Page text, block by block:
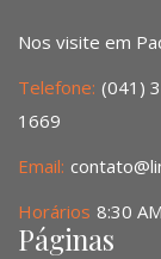
Nos visite em
Telefone: (041)
1669
Email:
Horários 8:30
Páginas